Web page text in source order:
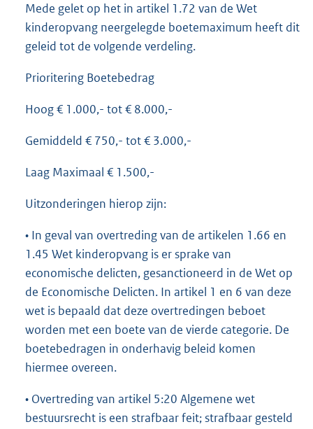
Mede gelet op het in artikel 1.72 van de Wet
kinderopvang neergelegde boetemaximum heeft dit
geleid tot de volgende verdeling.
Prioritering Boetebedrag
Hoog € 1.000,- tot € 8.000,-
Gemiddeld € 750,- tot € 3.000,-
Laag Maximaal € 1.500,-
Uitzonderingen hierop zijn:
• In geval van overtreding van de artikelen 1.66 en
1.45 Wet kinderopvang is er sprake van
economische delicten, gesanctioneerd in de Wet op
de Economische Delicten. In artikel 1 en 6 van deze
wet is bepaald dat deze overtredingen beboet
worden met een boete van de vierde categorie. De
boetebedragen in onderhavig beleid komen
hiermee overeen.
• Overtreding van artikel 5:20 Algemene wet
bestuursrecht is een strafbaar feit; strafbaar gesteld